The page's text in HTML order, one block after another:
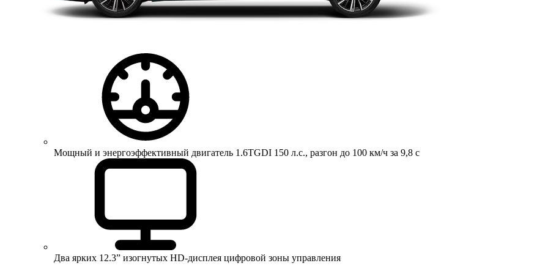
Мощный и энергоэффективный двигатель 1.6TGDI 150 л.с., разгон до 100 км/ч за 9,8 с
Два ярких 12.3” изогнутых HD-дисплея цифровой зоны управления